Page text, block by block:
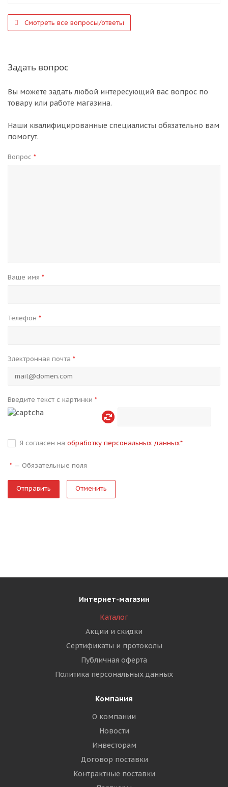
Смотреть все вопросы/ответы
Задать вопрос
Вы можете задать любой интересующий вас вопрос по
товару или работе магазина.
Наши квалифицированные специалисты обязательно вам
помогут.
Вопрос *
Ваше имя *
Телефон *
Электронная почта *
Введите текст с картинки *
Я согласен на обработку персональных данных*
* — Обязательные поля
Отменить
Интернет-магазин
Каталог
Акции и скидки
Сертификаты и протоколы
Публичная оферта
Политика персональных данных
Компания
О компании
Новости
Инвесторам
Договор поставки
Контрактные поставки